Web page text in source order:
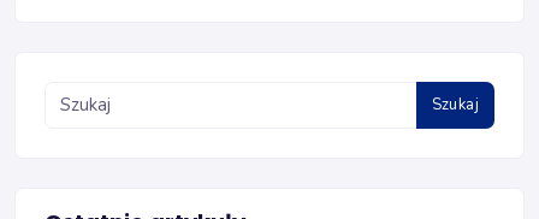
Szukaj